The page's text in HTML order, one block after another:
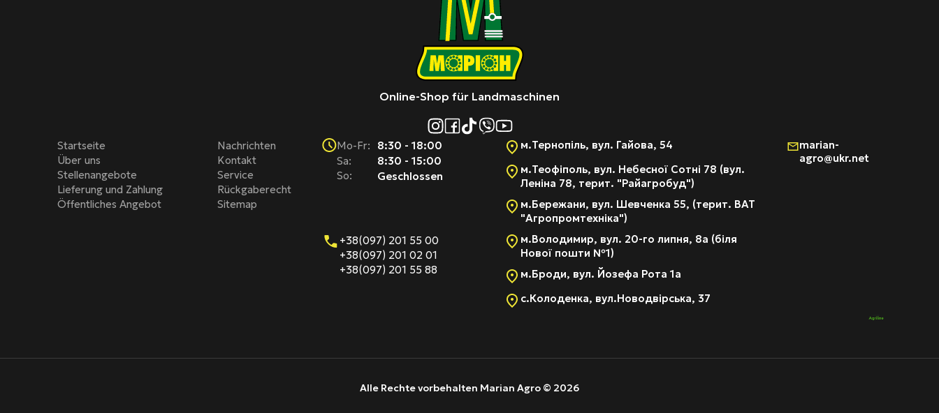
Online-Shop für Landmaschinen
Startseite
Über uns
Stellenangebote
Lieferung und Zahlung
Öffentliches Angebot
Nachrichten
Kontakt
Service
Rückgaberecht
Sitemap
Mo-Fr:
Sa:
So:
8:30 - 18:00
8:30 - 15:00
Geschlossen
+38(097) 201 55 00
+38(097) 201 02 01
+38(097) 201 55 88
м.Тернопіль, вул. Гайова, 54
м.Теофіполь, вул. Небесної Сотні 78 (вул.
Леніна 78, терит. "Райагробуд")
м.Бережани, вул. Шевченка 55, (терит. ВАТ
"Агропромтехніка")
м.Володимир, вул. 20-го липня, 8а (біля
Нової пошти №1)
м.Броди, вул. Йозефа Рота 1а
с.Колоденка, вул.Новодвірська, 37
marian-
agro@ukr.net
Alle Rechte vorbehalten Marian Agro © 2026